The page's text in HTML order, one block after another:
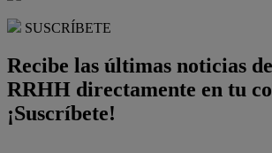
SUSCRÍBETE
Recibe las últimas noticias
RRHH directamente en tu
¡Suscríbete!